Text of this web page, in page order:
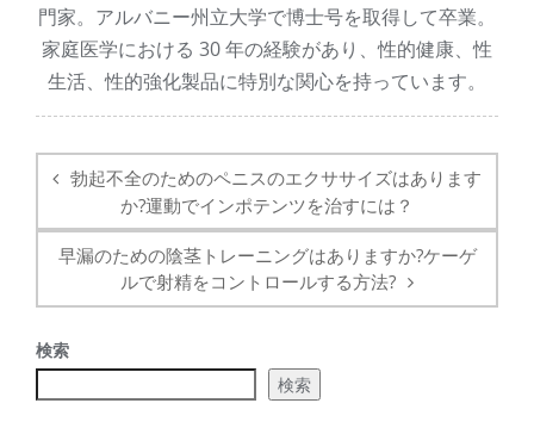
門家。アルバニー州立大学で博士号を取得して卒業。
家庭医学における 30 年の経験があり、性的健康、性
生活、性的強化製品に特別な関心を持っています。
ス
ト
ナ
ビ
ー
シ
ョ
ン
勃起不全のためのペニスのエクササイズはあります
か?運動でインポテンツを治すには？
早漏のための陰茎トレーニングはありますか?ケーゲ
ルで射精をコントロールする方法?
検索
検索